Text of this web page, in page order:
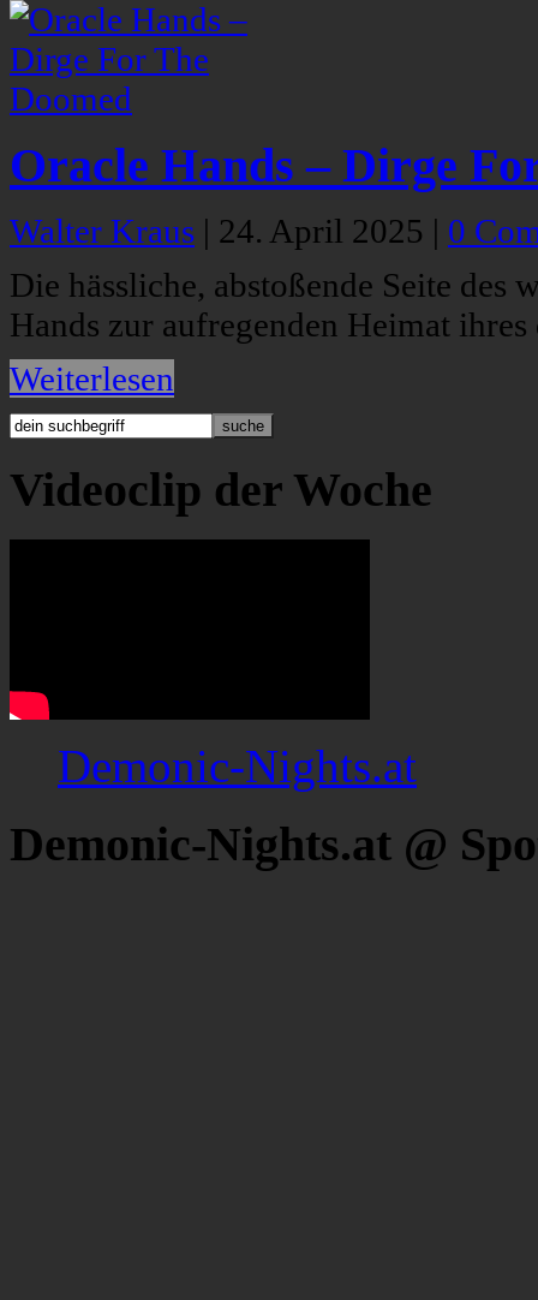
Oracle Hands – Dirge
Walter Kraus | 24. April 2025 | 0
Die hässliche, abstoßende Seite des
Hands zur aufregenden Heimat
Weiterlesen
Videoclip der Woche
Demonic-Nights.at
Demonic-Nights.at @